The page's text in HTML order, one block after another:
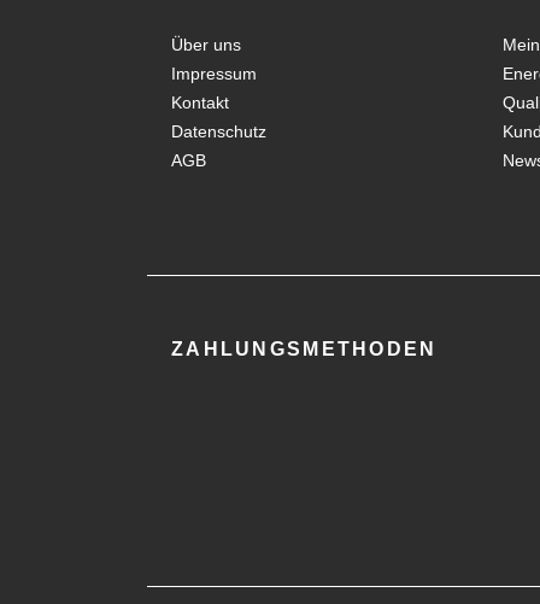
Über uns
Impressum
Kontakt
Datenschutz
AGB
ZAHLUNGSMETHODEN